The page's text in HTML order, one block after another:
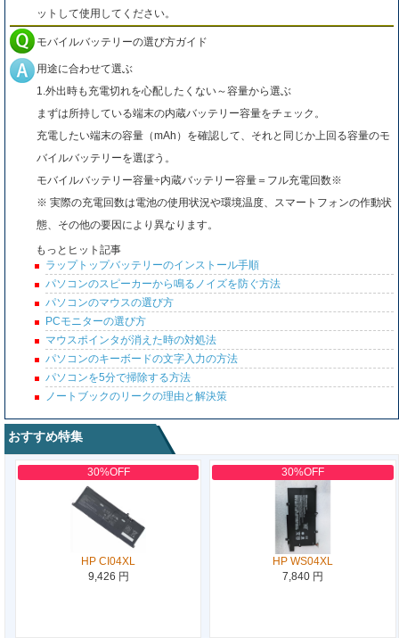
ットして使用してください。
モバイルバッテリーの選び方ガイド
用途に合わせて選ぶ
1.外出時も充電切れを心配したくない～容量から選ぶ
まずは所持している端末の内蔵バッテリー容量をチェック。
充電したい端末の容量（mAh）を確認して、それと同じか上回る容量のモ
バイルバッテリーを選ぼう。
モバイルバッテリー容量÷内蔵バッテリー容量＝フル充電回数※
※ 実際の充電回数は電池の使用状況や環境温度、スマートフォンの作動状
態、その他の要因により異なります。
もっとヒット記事
ラップトップバッテリーのインストール手順
パソコンのスピーカーから鳴るノイズを防ぐ方法
パソコンのマウスの選び方
PCモニターの選び方
マウスポインタが消えた時の対処法
パソコンのキーボードの文字入力の方法
パソコンを5分で掃除する方法
ノートブックのリークの理由と解決策
おすすめ特集
30%OFF
HP CI04XL
9,426 円
30%OFF
HP WS04XL
7,840 円